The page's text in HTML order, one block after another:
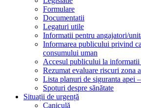
Formulare
Documentatii
Legaturi utile
Informatii pentru angajatori/
Informarea publicului privind
consumului uman
Accesul publicului la
Rezumat evaluare riscuri zona
Lista planuri de siguranta apei
Spoturi despre sănătate
Situații de urgență
Caniculă